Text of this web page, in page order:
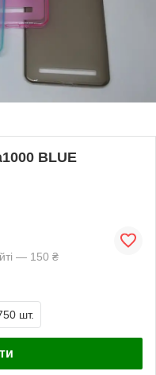
BLUE
— 150 ₴
шт.